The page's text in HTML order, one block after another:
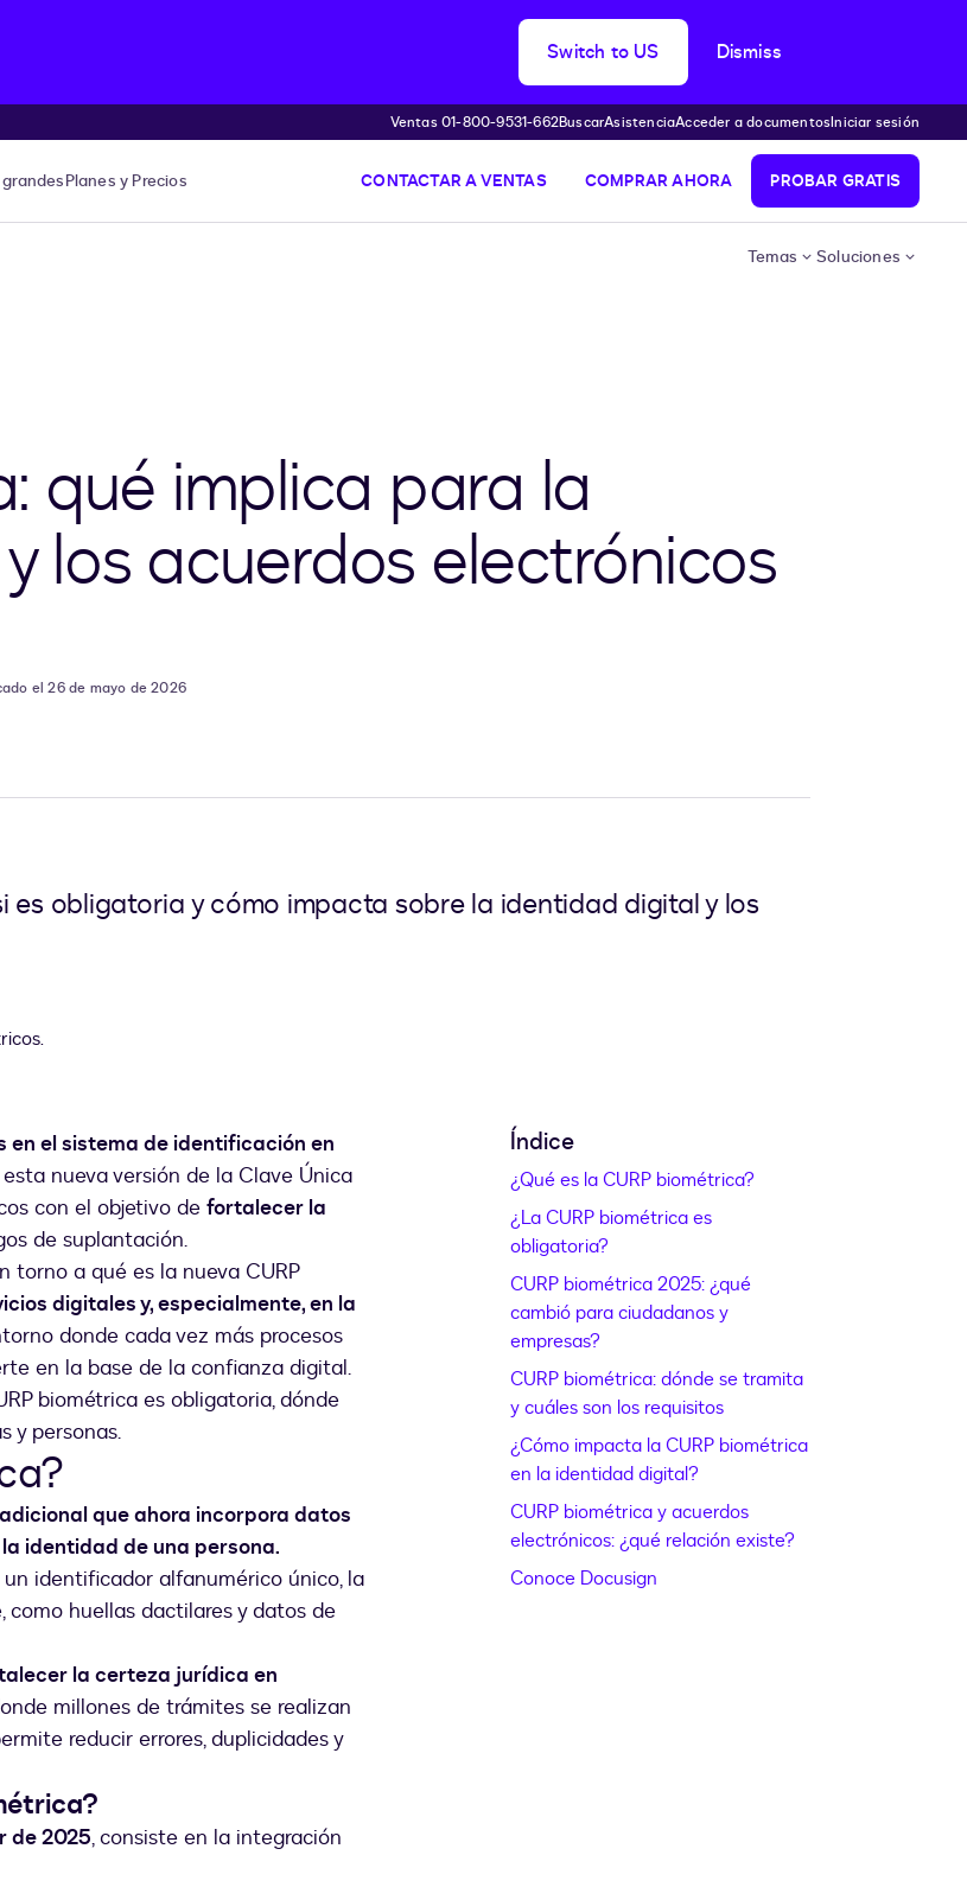
Switch to US Dismiss
Ventas 01-800-9531-662BuscarAsistenciaAcceder a documentosIniciar sesión
Planes y Precios CONTACTAR A VENTAS COMPRAR AHORA PROBAR GRATIS
Temas Soluciones
qué implica para la
los acuerdos electrónicos
el 26 de mayo de 2026
es obligatoria y cómo impacta sobre la identidad digital y los
en el sistema de identificación en
nueva versión de la Clave Única
con el objetivo defortalecer la
de suplantación.
torno a qué es la nueva CURP
digitales y, especialmente, en la
donde cada vez más procesos
en la base de la confianza digital.
biométrica es obligatoria, dónde
y personas.
que ahora incorpora datos
identidad de una persona.
identificador alfanumérico único, la
huellas dactilares y datos de
la certeza jurídica en
millones de trámites se realizan
reducir errores, duplicidades y
de 2025, consiste en la integración
Índice
¿Qué es la CURP biométrica?
¿La CURP biométrica es
obligatoria?
CURP biométrica 2025: ¿qué
cambió para ciudadanos y
empresas?
CURP biométrica: dónde se tramita
y cuáles son los requisitos
¿Cómo impacta la CURP biométrica
en la identidad digital?
CURP biométrica y acuerdos
electrónicos: ¿qué relación existe?
Conoce Docusign